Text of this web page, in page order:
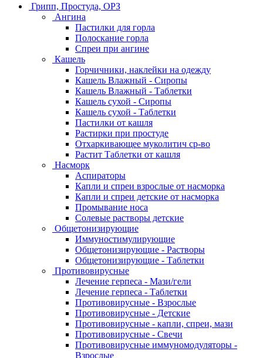
Грипп, Простуда, ОРЗ
Ангина
Пастилки для горла
Полоскание горла
Спреи при ангине
Кашель
Горчичники, наклейки на одежду
Кашель Влажный - Сиропы
Кашель Влажный - Таблетки
Кашель сухой - Сиропы
Кашель сухой - Таблетки
Пастилки от кашля
Растирки при простуде
Отхаркивающее муколитич ср-во
Растит Таблетки от кашля
Насморк
Аспираторы
Капли и спреи взрослые от насморка
Капли и спреи детские от насморка
Промывание носа
Солевые растворы детские
Общетонизирующие
Иммуностимулирующие
Общетонизирующие - Растворы
Общетонизирующие - Таблетки
Противовирусные
Лечение герпеса - Мази/гели
Лечение герпеса - Таблетки
Противовирусные - Взрослые
Противовирусные - Детские
Противовирусные - капли, спреи, мази
Противовирусные - Свечи
Противовирусные иммуномодуляторы -
Взрослые